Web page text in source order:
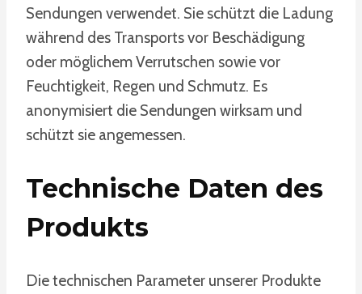
Sendungen verwendet. Sie schützt die Ladung
während des Transports vor Beschädigung
oder möglichem Verrutschen sowie vor
Feuchtigkeit, Regen und Schmutz. Es
anonymisiert die Sendungen wirksam und
schützt sie angemessen.
Technische Daten des
Produkts
Die technischen Parameter unserer Produkte